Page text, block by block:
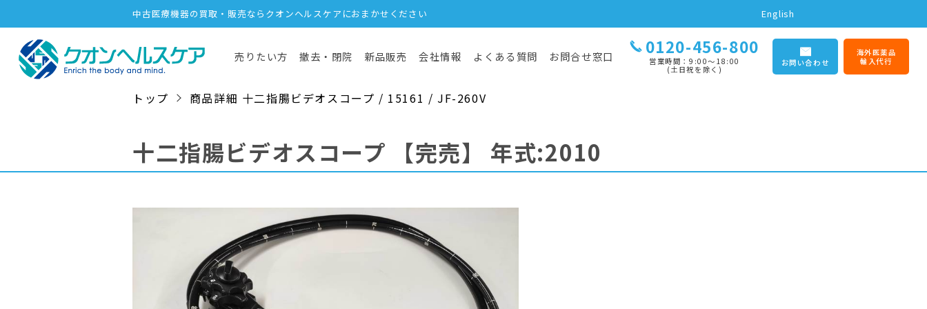
中古医療機器の買取・販売ならクオンヘルスケアにおまかせください English
売りたい方 撤去・閉院 新品販売 会社情報 よくある質問 お問合せ窓口 0120-456-800
営業時間：9:00〜18:00
(土日祝を除く)
お問い合わせ
海外医薬品
輸入代行
トップ 商品詳細 十二指腸ビデオスコープ / 15161 / JF-260V
十二指腸ビデオスコープ 【完売】 年式:2010